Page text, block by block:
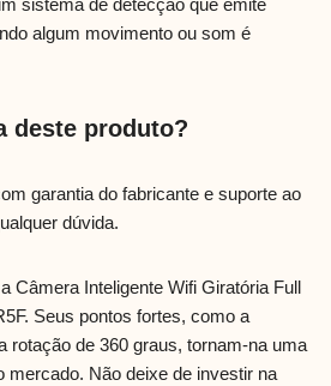
sistema de detecção que emite
algum movimento ou som é
deste produto?
garantia do fabricante e suporte ao
dúvida.
Câmera Inteligente Wifi Giratória Full
Seus pontos fortes, como a
rotação de 360 graus, tornam-na uma
mercado. Não deixe de investir na